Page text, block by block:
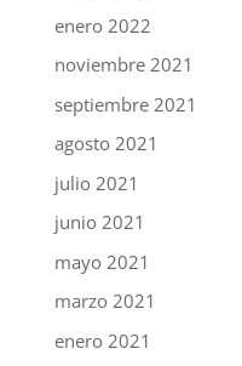
enero 2022
noviembre 2021
septiembre 2021
agosto 2021
julio 2021
junio 2021
mayo 2021
marzo 2021
enero 2021